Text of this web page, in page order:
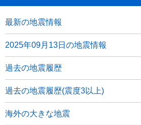
最新の地震情報
2025年09月13日の地震情報
過去の地震履歴
過去の地震履歴(震度3以上)
海外の大きな地震